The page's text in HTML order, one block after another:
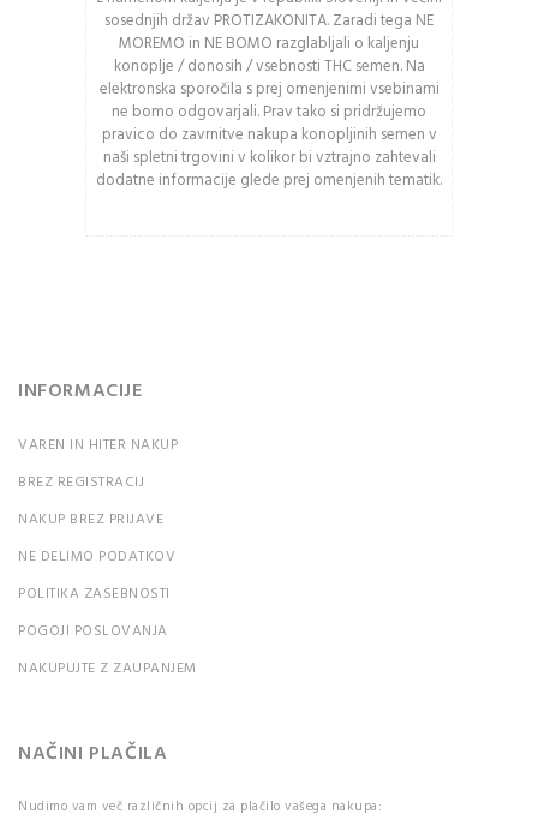
sosednjih držav PROTIZAKONITA. Zaradi tega NE
MOREMO in NE BOMO razglabljali o kaljenju
konoplje / donosih / vsebnosti THC semen. Na
elektronska sporočila s prej omenjenimi vsebinami
ne bomo odgovarjali. Prav tako si pridržujemo
pravico do zavrnitve nakupa konopljinih semen v
naši spletni trgovini v kolikor bi vztrajno zahtevali
dodatne informacije glede prej omenjenih tematik.
INFORMACIJE
VAREN IN HITER NAKUP
BREZ REGISTRACIJ
NAKUP BREZ PRIJAVE
NE DELIMO PODATKOV
POLITIKA ZASEBNOSTI
POGOJI POSLOVANJA
NAKUPUJTE Z ZAUPANJEM
NAČINI PLAČILA
Nudimo vam več različnih opcij za plačilo vašega nakupa:
kodo
Pozor: Captcha razlikuje
med velikimi in malimi
črkami.
PRIJAVA